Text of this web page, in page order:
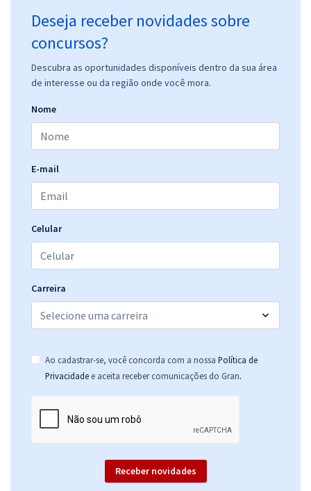
ou 12x de R$39,86
Economize R$ 119,58 (-20%)
Comprar
R$ 399,92à vista
Economize R$ 99,98 (-20%)
Comprar
GCM de Matinhos - PR - Conhecimentos Específicos para o cargo de
Comprar
Deseja receber novidades sobre
concursos?
Descubra as oportunidades disponíveis dentro da sua área
de interesse ou da região onde você mora.
Nome
E-mail
Celular
Carreira
Ao cadastrar-se, você concorda com a nossa Política de
Privacidade e aceita receber comunicações do Gran.
Receber novidades